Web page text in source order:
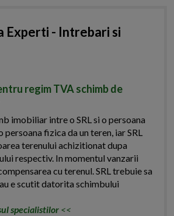
Experti - Intrebari si
regim TVA schimb de
imobiliar intre o SRL si o persoana
persoana fizica da un teren, iar SRL
terenului achizitionat dupa
respectiv. In momentul vanzarii
cu terenul. SRL trebuie sa
e scutit datorita schimbului
specialistilor <<